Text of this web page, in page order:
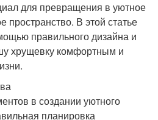
для превращения в уютное
пространство. В этой статье
правильного дизайна и
хрущевку комфортным и
в создании уютного
планировка